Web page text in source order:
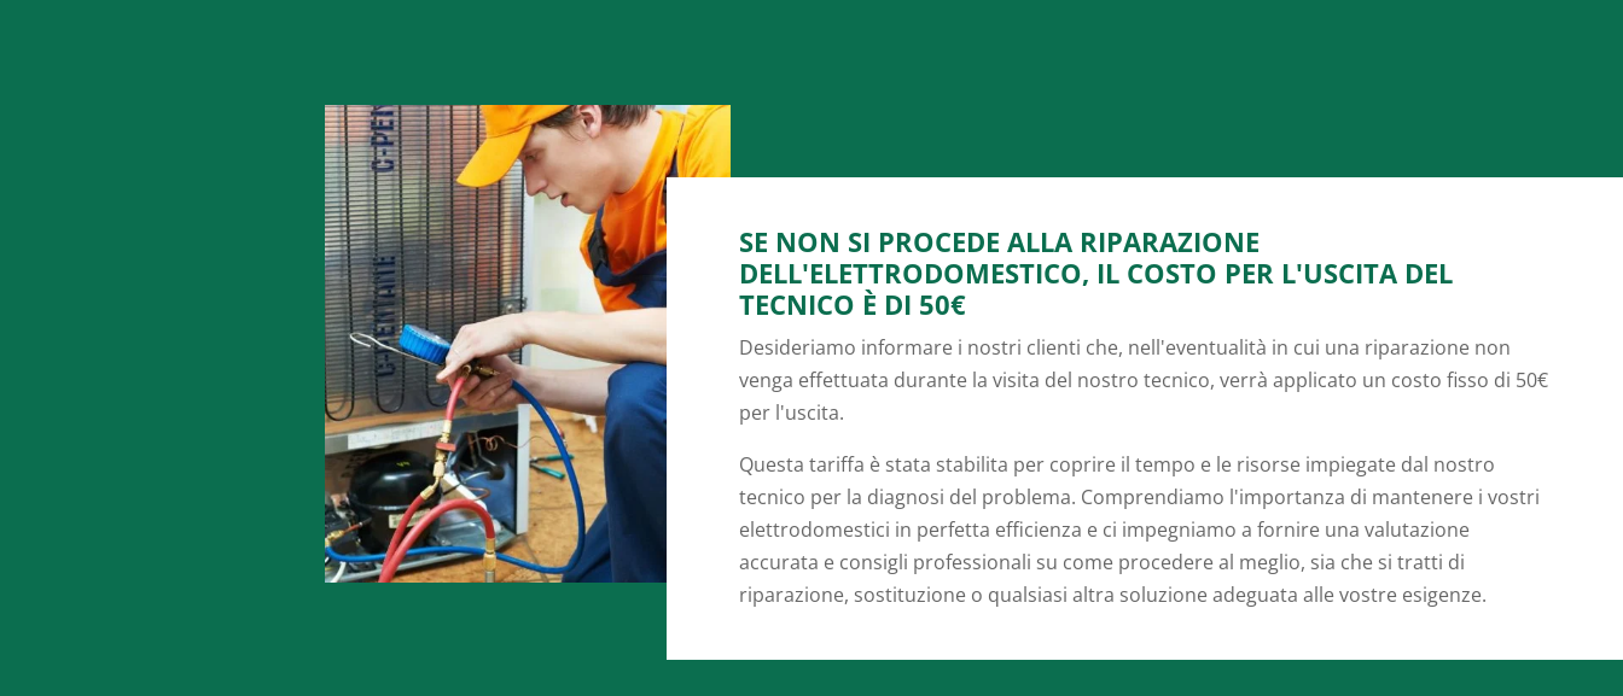
SE NON SI PROCEDE ALLA RIPARAZIONE
DELL'ELETTRODOMESTICO, IL COSTO PER L'USCITA DEL
TECNICO È DI 50€
Desideriamo informare i nostri clienti che, nell'eventualità in cui una riparazione non
venga effettuata durante la visita del nostro tecnico, verrà applicato un costo fisso di 50€
per l'uscita.
Questa tariffa è stata stabilita per coprire il tempo e le risorse impiegate dal nostro
tecnico per la diagnosi del problema. Comprendiamo l'importanza di mantenere i vostri
elettrodomestici in perfetta efficienza e ci impegniamo a fornire una valutazione
accurata e consigli professionali su come procedere al meglio, sia che si tratti di
riparazione, sostituzione o qualsiasi altra soluzione adeguata alle vostre esigenze.